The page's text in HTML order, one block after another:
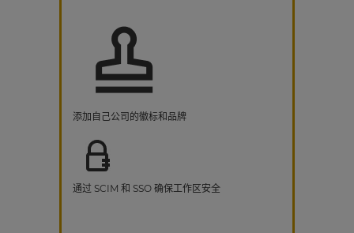
添加自己公司的徽标和品牌
通过 SCIM 和 SSO 确保工作区安全